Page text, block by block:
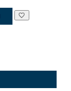
prezzo:
€250.00
Questo
prodotto
Le
opzioni